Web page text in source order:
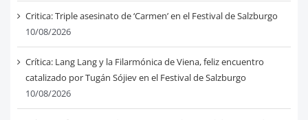
Critica: Triple asesinato de ‘Carmen’ en el Festival de Salzburgo
10/08/2026
Crítica: Lang Lang y la Filarmónica de Viena, feliz encuentro
catalizado por Tugán Sójiev en el Festival de Salzburgo
10/08/2026